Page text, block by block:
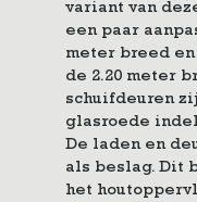
variant van
een paar
meter breed
de 2.20 meter
schuifdeuren
glasroede
De laden en
als beslag. Dit
het